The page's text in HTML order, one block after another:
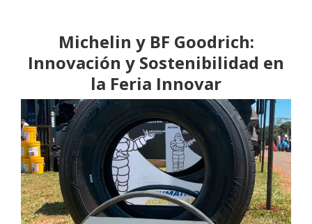
Michelin y BF Goodrich:
Innovación y Sostenibilidad en
la Feria Innovar